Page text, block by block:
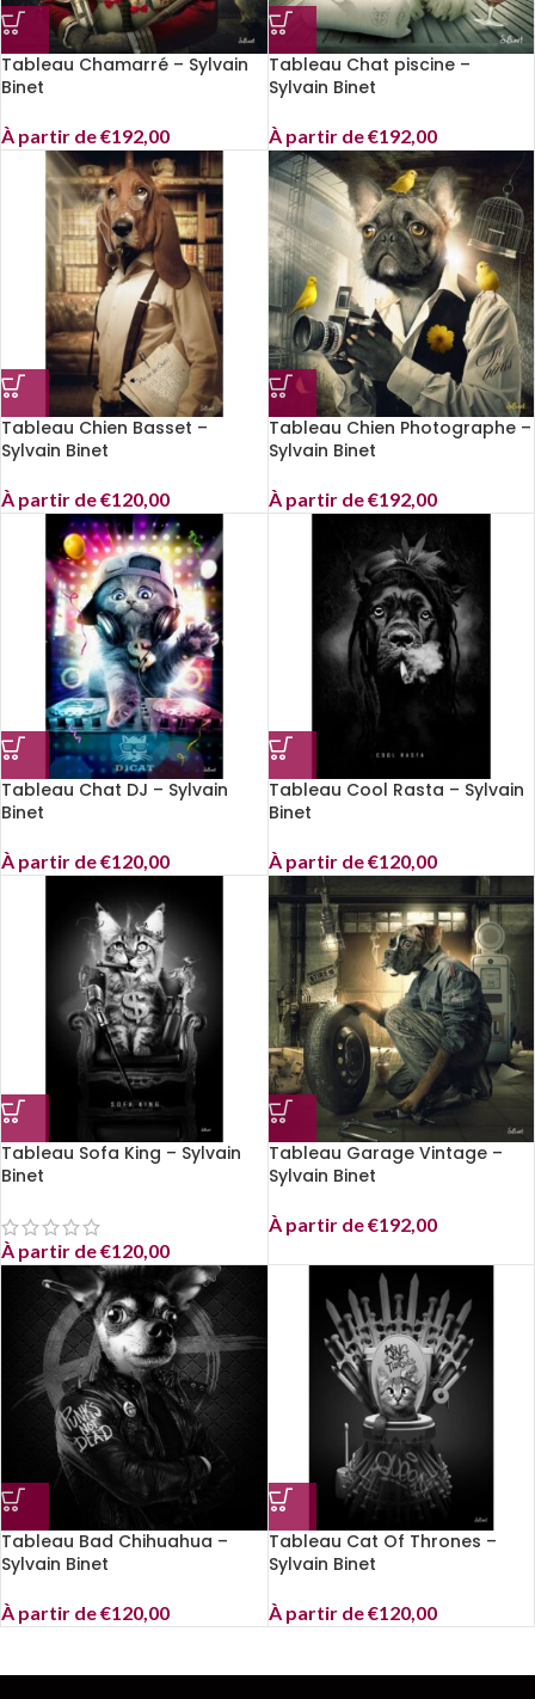
Tableau Chamarré – Sylvain
Binet
À partir de€192,00
Tableau Chat piscine –
Sylvain Binet
À partir de€192,00
Tableau Chien Basset –
Sylvain Binet
À partir de€120,00
Tableau Chien Photographe –
Sylvain Binet
À partir de€192,00
Tableau Chat DJ – Sylvain
Binet
À partir de€120,00
Tableau Cool Rasta – Sylvain
Binet
À partir de€120,00
Tableau Sofa King – Sylvain
Binet
À partir de€120,00
Tableau Garage Vintage –
Sylvain Binet
À partir de€192,00
Tableau Bad Chihuahua –
Sylvain Binet
À partir de€120,00
Tableau Cat Of Thrones –
Sylvain Binet
À partir de€120,00